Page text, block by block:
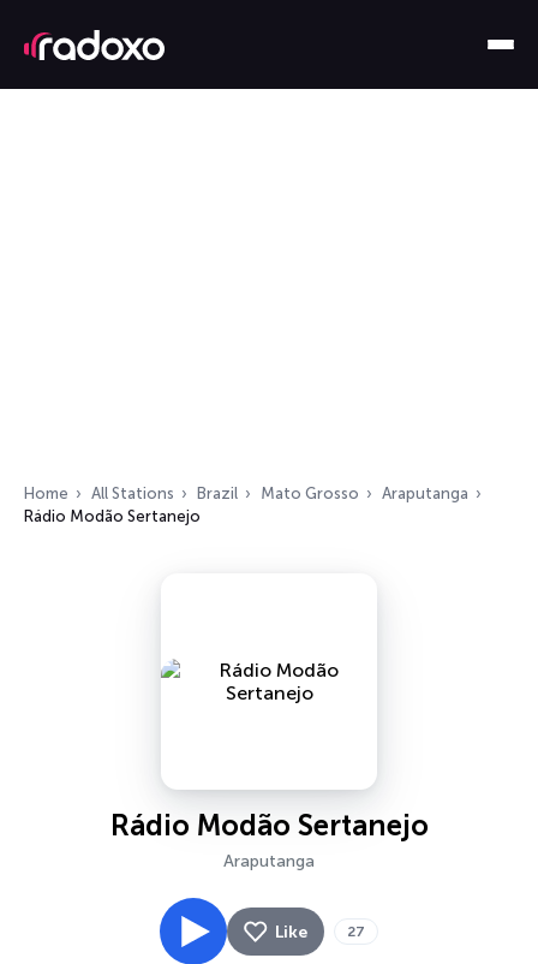
Home All Stations Brazil Mato Grosso
Araputanga
Rádio Modão Sertanejo
Rádio Modão Sertanejo
Araputanga
Like 27